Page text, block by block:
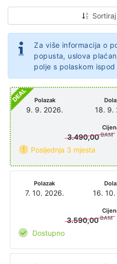
Za više informacija o
popusta, uslova
polje s polaskom ispod
Polazak
9. 9. 2026. 18. 9.
Posljednja 3 mjesta
3.490,00BAM
Polazak
7. 10. 2026. 16.
Dostupno
3.590,00BAM